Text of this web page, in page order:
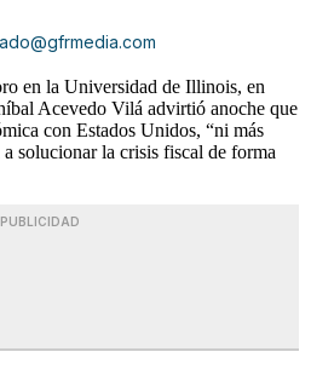
en la Universidad de Illinois, en
Acevedo Vilá advirtió anoche que
con Estados Unidos, “ni más
solucionar la crisis fiscal de forma
PUBLICIDAD